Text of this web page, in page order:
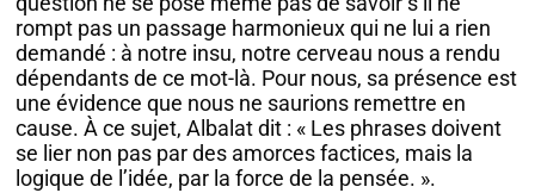
rompt pas un passage harmonieux qui ne lui a rien
demandé : à notre insu, notre cerveau nous a rendu
dépendants de ce mot-là. Pour nous, sa présence est
une évidence que nous ne saurions remettre en
cause. À ce sujet, Albalat dit : « Les phrases doivent
se lier non pas par des amorces factices, mais la
logique de l’idée, par la force de la pensée. ».